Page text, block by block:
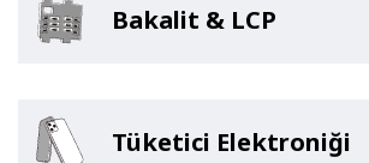
Bakalit & LCP
Tüketici Elektroniği